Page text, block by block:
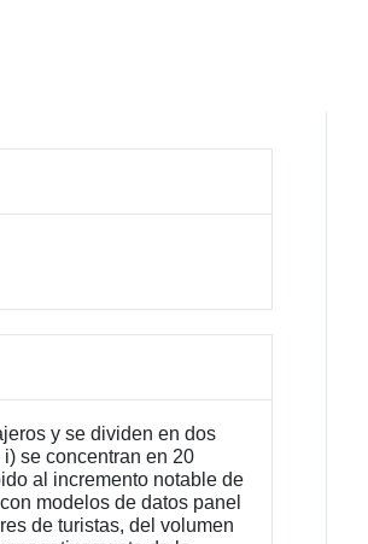
y se dividen en dos
se concentran en 20
al incremento notable de
modelos de datos panel
de turistas, del volumen